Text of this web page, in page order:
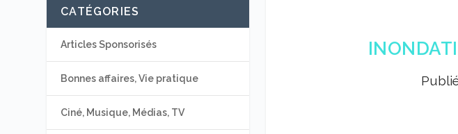
CATÉGORIES
Articles Sponsorisés
Bonnes affaires, Vie pratique
Ciné, Musique, Médias, TV